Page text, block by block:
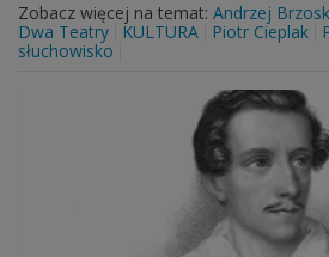
Zobacz więcej na temat: Andrzej
Dwa Teatry
KULTURA Piotr Cieplak
słuchowisko